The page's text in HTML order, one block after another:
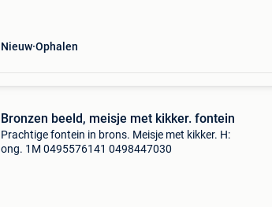
Nieuw Ophalen
Bronzen beeld, meisje met kikker. fontein
Prachtige fontein in brons. Meisje met kikker. H:
ong. 1M 0495576141 0498447030